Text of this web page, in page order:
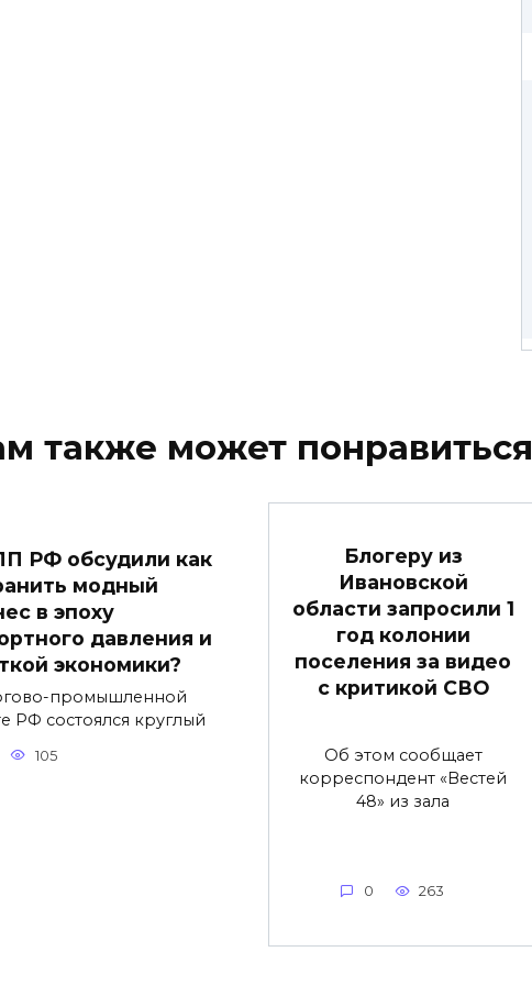
также может понравиться
РФ обсудили как
модный
в эпоху
давления и
экономики?
промышленной
РФ состоялся круглый
105
Блогеру из
Ивановской
области запросили 1
год колонии
поселения за видео
с критикой СВО
Об этом сообщает
корреспондент «Вестей
48» из зала
0 263